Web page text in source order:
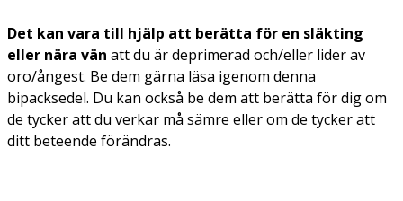
Det kan vara till hjälp att berätta för en släkting
eller nära vän att du är deprimerad och/eller lider av
oro/ångest. Be dem gärna läsa igenom denna
bipacksedel. Du kan också be dem att berätta för dig om
de tycker att du verkar må sämre eller om de tycker att
ditt beteende förändras.